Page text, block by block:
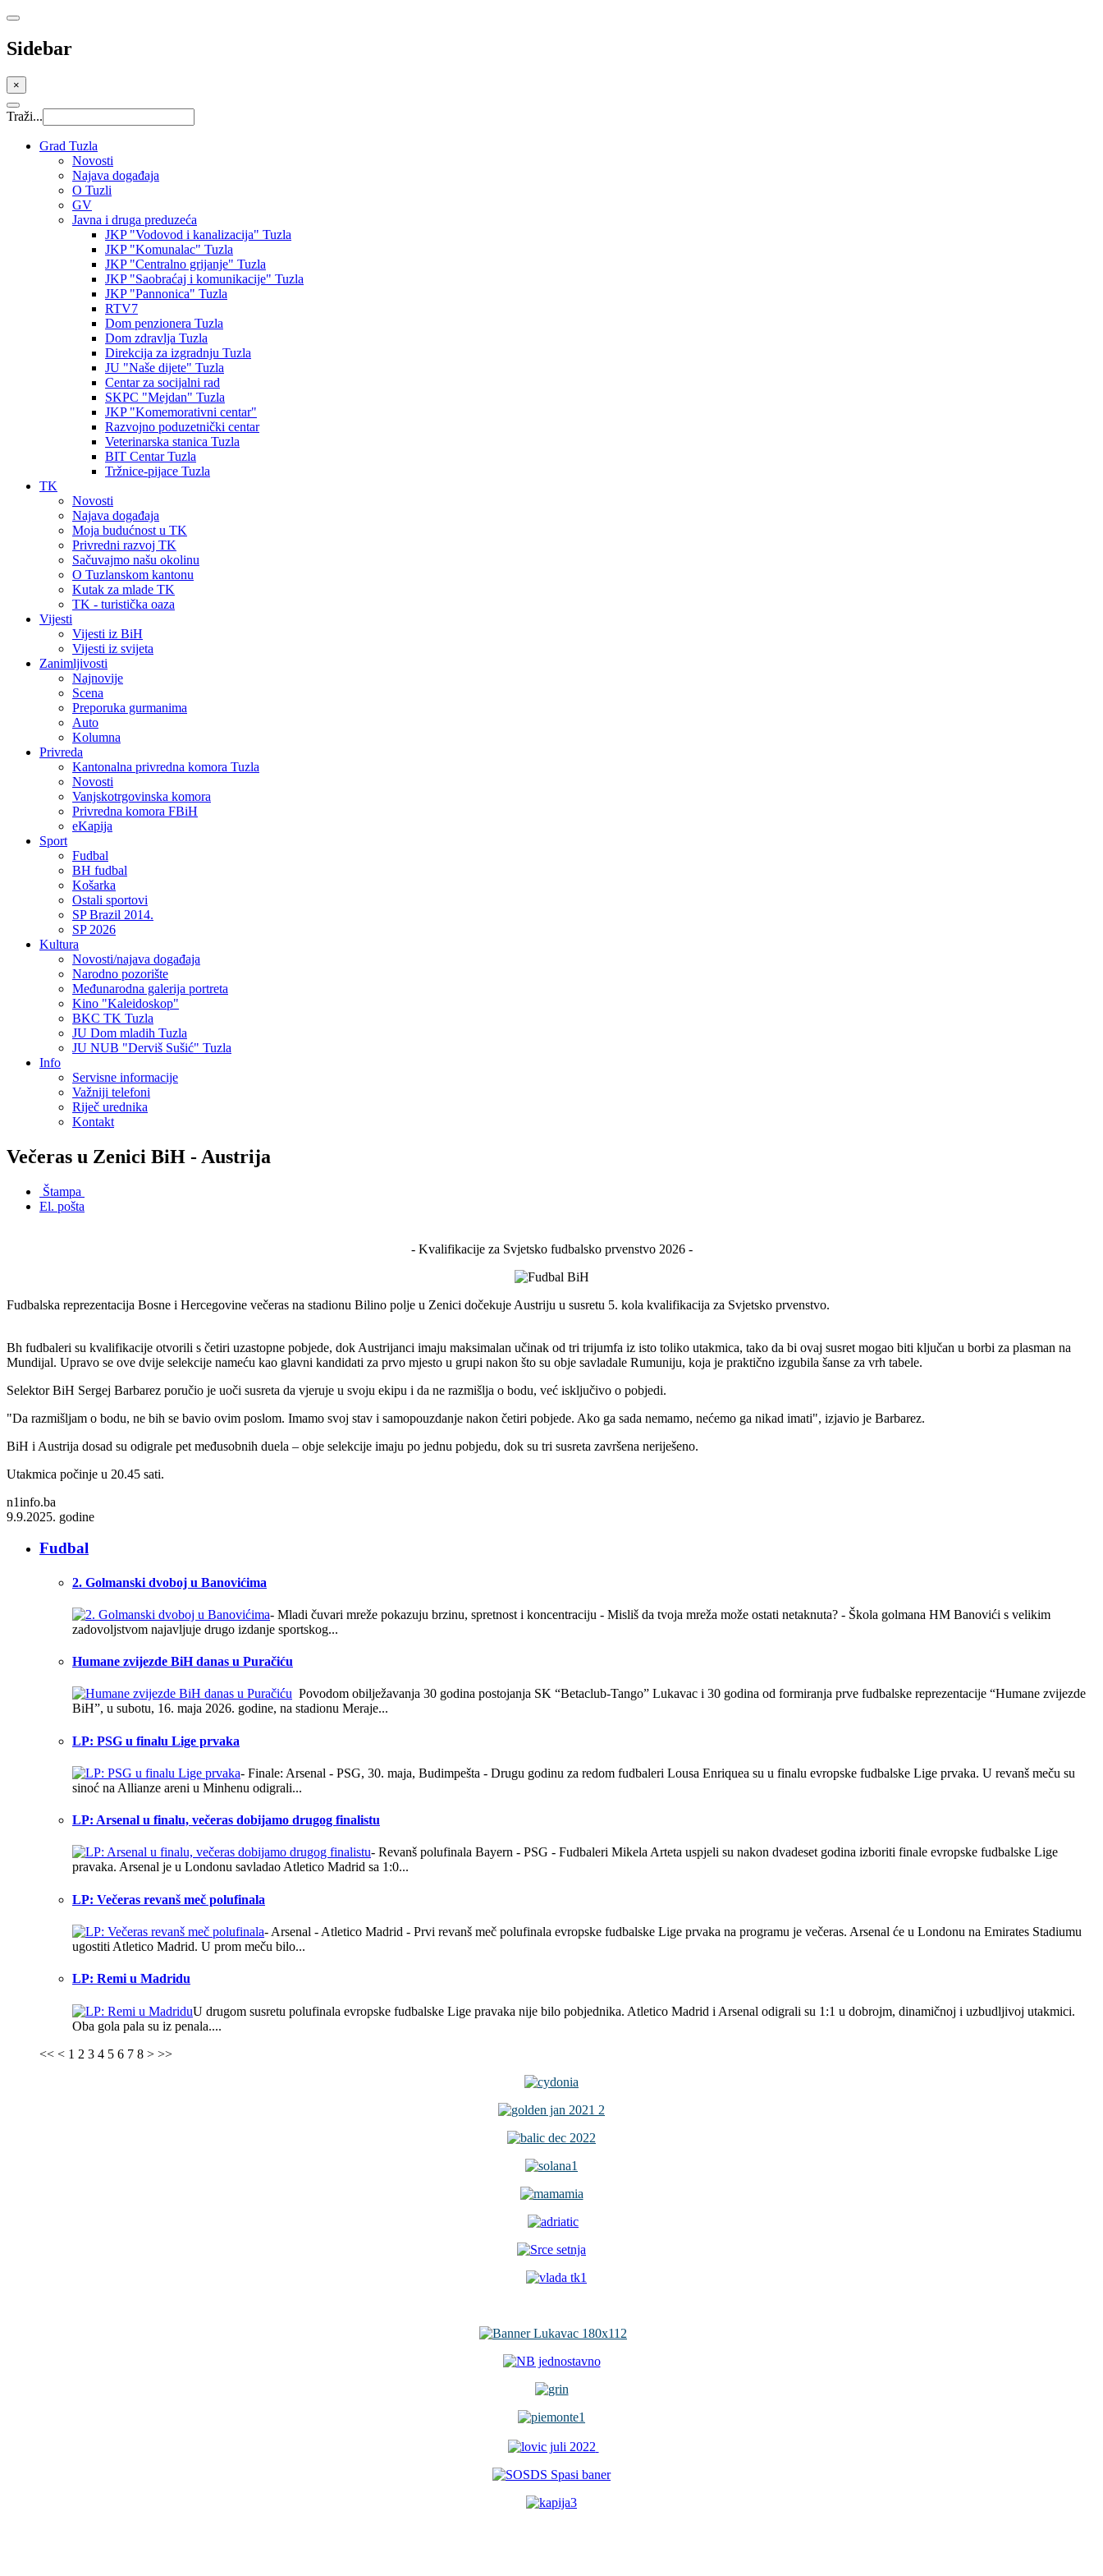
Sidebar
×
Traži...
Grad Tuzla
Novosti
Najava događaja
O Tuzli
GV
Javna i druga preduzeća
JKP "Vodovod i kanalizacija" Tuzla
JKP "Komunalac" Tuzla
JKP "Centralno grijanje" Tuzla
JKP "Saobraćaj i komunikacije" Tuzla
JKP "Pannonica" Tuzla
RTV7
Dom penzionera Tuzla
Dom zdravlja Tuzla
Direkcija za izgradnju Tuzla
JU "Naše dijete" Tuzla
Centar za socijalni rad
SKPC "Mejdan" Tuzla
JKP "Komemorativni centar"
Razvojno poduzetnički centar
Veterinarska stanica Tuzla
BIT Centar Tuzla
Tržnice-pijace Tuzla
TK
Novosti
Najava događaja
Moja budućnost u TK
Privredni razvoj TK
Sačuvajmo našu okolinu
O Tuzlanskom kantonu
Kutak za mlade TK
TK - turistička oaza
Vijesti
Vijesti iz BiH
Vijesti iz svijeta
Zanimljivosti
Najnovije
Scena
Preporuka gurmanima
Auto
Kolumna
Privreda
Kantonalna privredna komora Tuzla
Novosti
Vanjskotrgovinska komora
Privredna komora FBiH
eKapija
Sport
Fudbal
BH fudbal
Košarka
Ostali sportovi
SP Brazil 2014.
SP 2026
Kultura
Novosti/najava događaja
Narodno pozorište
Međunarodna galerija portreta
Kino "Kaleidoskop"
BKC TK Tuzla
JU Dom mladih Tuzla
JU NUB "Derviš Sušić" Tuzla
Info
Servisne informacije
Važniji telefoni
Riječ urednika
Kontakt
Večeras u Zenici BiH - Austrija
Štampa
El. pošta
- Kvalifikacije za Svjetsko fudbalsko prvenstvo 2026 -
Fudbalska reprezentacija Bosne i Hercegovine večeras na stadionu Bilino polje u Zenici dočekuje Austriju u susretu 5. kola kvalifikacija za Svjetsko prvenstvo.
Bh fudbaleri su kvalifikacije otvorili s četiri uzastopne pobjede, dok Austrijanci imaju maksimalan učinak od tri trijumfa iz isto toliko utakmica, tako da bi ovaj susret mogao biti ključan u borbi za plasman na
Mundijal. Upravo se ove dvije selekcije nameću kao glavni kandidati za prvo mjesto u grupi nakon što su obje savladale Rumuniju, koja je praktično izgubila šanse za vrh tabele.
Selektor BiH Sergej Barbarez poručio je uoči susreta da vjeruje u svoju ekipu i da ne razmišlja o bodu, već isključivo o pobjedi.
"Da razmišljam o bodu, ne bih se bavio ovim poslom. Imamo svoj stav i samopouzdanje nakon četiri pobjede. Ako ga sada nemamo, nećemo ga nikad imati", izjavio je Barbarez.
BiH i Austrija dosad su odigrale pet međusobnih duela – obje selekcije imaju po jednu pobjedu, dok su tri susreta završena neriješeno.
Utakmica počinje u 20.45 sati.
n1info.ba
9.9.2025. godine
Fudbal
2. Golmanski dvoboj u Banovićima
- Mladi čuvari mreže pokazuju brzinu, spretnost i koncentraciju - Misliš da tvoja mreža može ostati netaknuta? - Škola golmana HM Banovići s velikim
zadovoljstvom najavljuje drugo izdanje sportskog...
Humane zvijezde BiH danas u Puračiću
Povodom obilježavanja 30 godina postojanja SK “Betaclub-Tango” Lukavac i 30 godina od formiranja prve fudbalske reprezentacije “Humane zvijezde
BiH”, u subotu, 16. maja 2026. godine, na stadionu Meraje...
LP: PSG u finalu Lige prvaka
- Finale: Arsenal - PSG, 30. maja, Budimpešta - Drugu godinu za redom fudbaleri Lousa Enriquea su u finalu evropske fudbalske Lige prvaka. U revanš meču su
sinoć na Allianze areni u Minhenu odigrali...
LP: Arsenal u finalu, večeras dobijamo drugog finalistu
- Revanš polufinala Bayern - PSG - Fudbaleri Mikela Arteta uspjeli su nakon dvadeset godina izboriti finale evropske fudbalske Lige
pravaka. Arsenal je u Londonu savladao Atletico Madrid sa 1:0...
LP: Večeras revanš meč polufinala
- Arsenal - Atletico Madrid - Prvi revanš meč polufinala evropske fudbalske Lige prvaka na programu je večeras. Arsenal će u Londonu na Emirates Stadiumu
ugostiti Atletico Madrid. U prom meču bilo...
LP: Remi u Madridu
U drugom susretu polufinala evropske fudbalske Lige pravaka nije bilo pobjednika. Atletico Madrid i Arsenal odigrali su 1:1 u dobrojm, dinamičnoj i uzbudljivoj utakmici.
Oba gola pala su iz penala....
<< < 1 2 3 4 5 6 7 8 > >>